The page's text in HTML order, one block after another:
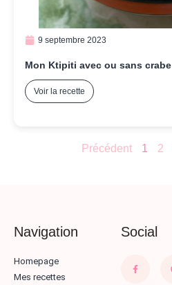
9 septembre 2023
Mon Ktipiti avec ou sans crabe
Voir la recette
Précédent 1 2
Navigation
Homepage
Mes recettes
Social